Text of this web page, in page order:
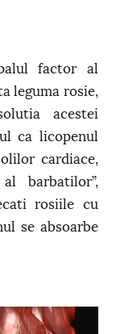
factor al
leguma rosie,
acestei
ca licopenul
cardiace,
barbatilor”,
rosiile cu
se absoarbe